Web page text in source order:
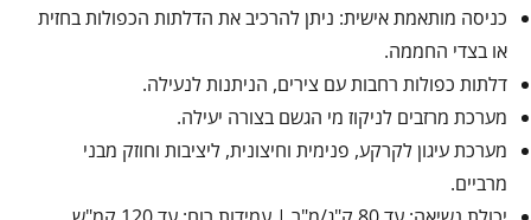
כניסה מותאמת אישית: ניתן להרכיב את הדלתות הכפולות בחזית
או בצדי החממה.
דלתות כפולות רחבות עם צירים, הניתנות לנעילה.
מערכת מרזבים לניקוז מי הגשם בצורה יעילה.
מערכת עיגון לקרקע, פנימית וחיצונית, ליציבות וחוזק מבני
מרביים.